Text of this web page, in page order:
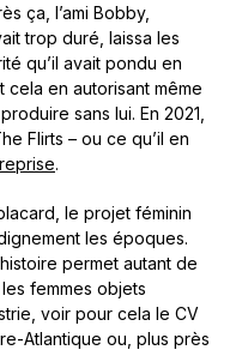
ça, l’ami Bobby,
trop duré, laissa les
qu’il avait pondu en
en autorisant même
sans lui. En 2021,
Flirts – ou ce qu’il en
.
le projet féminin
les époques.
permet autant de
femmes objets
voir pour cela le CV
Atlantique ou, plus près